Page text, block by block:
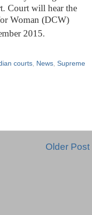
Court will hear the
Woman (DCW)
2015.
courts, News, Supreme
Older Post